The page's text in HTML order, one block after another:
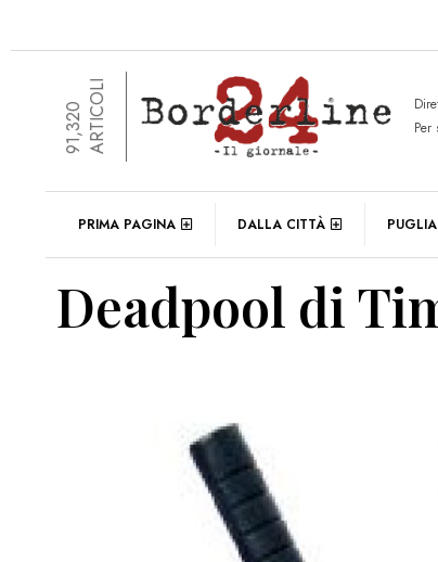
91,320ARTICOLI
Per
PRIMA PAGINA DALLA CITTÀ PUGLIA
Deadpool di